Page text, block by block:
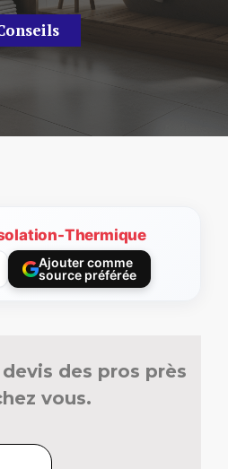
Thermique
Ajouter comme
source préférée
des pros près
vous.